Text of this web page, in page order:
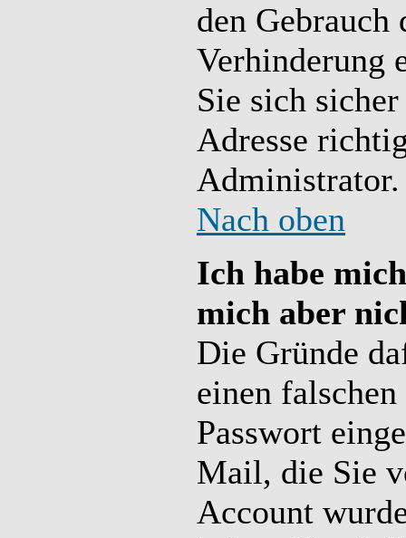
den
Verhinderung
Sie sich
Adresse
Administrator.
Nach oben
Ich habe
mich aber
Die Gründe
einen
Passwort
Mail, die Sie
Account